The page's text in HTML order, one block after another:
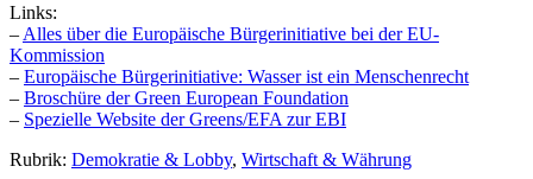
Links:
– Alles über die Europäische Bürgerinitiative bei der EU-
Kommission
– Europäische Bürgerinitiative: Wasser ist ein Menschenrecht
– Broschüre der Green European Foundation
– Spezielle Website der Greens/EFA zur EBI
Rubrik: Demokratie & Lobby, Wirtschaft & Währung